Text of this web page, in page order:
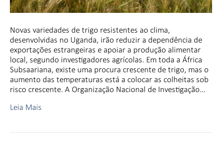
Novas variedades de trigo resistentes ao clima,
desenvolvidas no Uganda, irão reduzir a dependência de
exportações estrangeiras e apoiar a produção alimentar
local, segundo investigadores agrícolas. Em toda a África
Subsaariana, existe uma procura crescente de trigo, mas o
aumento das temperaturas está a colocar as colheitas sob
risco crescente. A Organização Nacional de Investigação…
Leia Mais